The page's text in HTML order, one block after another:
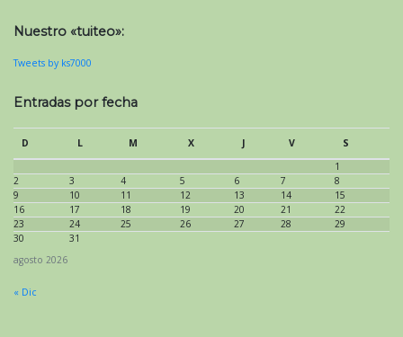
Nuestro «tuiteo»:
Tweets by ks7000
Entradas por fecha
agosto 2026
D L M X J V
S
1
2
3 4 5 6 7
8
9
10 11 12 13 14
15
16
17 18 19 20 21
22
23
24 25 26 27 28
29
30
31
« Dic